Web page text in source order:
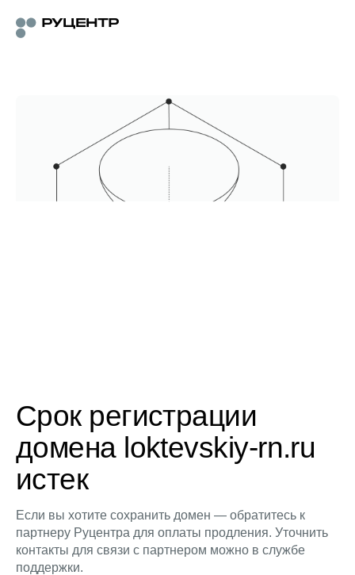
Срок регистрации
домена loktevskiy-rn.ru
истек
Если вы хотите сохранить домен — обратитесь к
партнеру Руцентра для оплаты продления. Уточнить
контакты для связи с партнером можно в службе
поддержки.